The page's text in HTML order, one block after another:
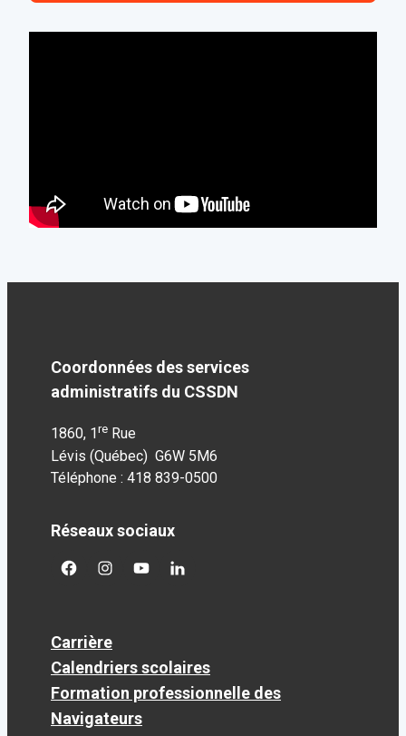
Coordonnées des services
administratifs du CSSDN
1860, 1 re Rue
Lévis (Québec) G6W 5M6
Téléphone : 418 839-0500
Réseaux sociaux
facebookgoogleplus
googleplusgoogleplus
Carrière
Calendriers scolaires
Formation professionnelle des
Navigateurs